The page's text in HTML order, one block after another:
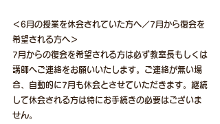
＜6月の授業を休会されていた方へ／7月から復会を
希望される方へ＞
7月からの復会を希望される方は必ず教室長もしくは
講師へご連絡をお願いいたします。ご連絡が無い場
合、自動的に7月も休会とさせていただきます。継続
して休会される方は特にお手続きの必要はございま
せん。